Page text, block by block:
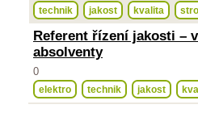
technik jakost kvalita
Referent řízení jakosti –
absolventy
0
elektro technik jakost